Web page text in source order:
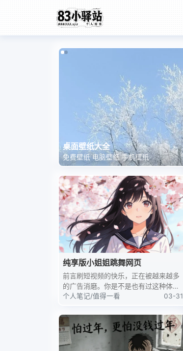
桌面壁纸大全
免费壁纸 电脑壁纸 手机壁纸
纯享版小姐姐跳舞网页
前言刷短视频的快乐，正在被越来越多
的广告消磨。你是不是也有过这种体
验：好不容易刷到几个好看的小姐姐跳
要么是9.9包邮的带货直播，要么是冗
长的游戏推广，原本放松的...
个人笔记/值得一看 03-31